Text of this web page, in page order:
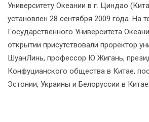
Университету Океании в г. Циндао
установлен 28 сентября 2009 года. На
Государственного Университета
открытии присутствовали проректор
ШуанЛинь, профессор Ю Жигань,
Конфуцианского общества в Китае,
Эстонии, Украины и Белоруссии в Китае.